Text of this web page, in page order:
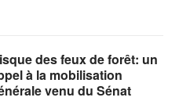
des feux de forêt: un
à la mobilisation
venu du Sénat